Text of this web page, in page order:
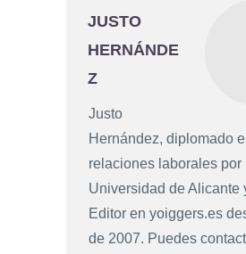
JUSTO
HERNÁNDE
Z
Justo
Hernández, diplomado
relaciones laborales por
Universidad de Alicante
Editor en yoiggers.es
de 2007. Puedes